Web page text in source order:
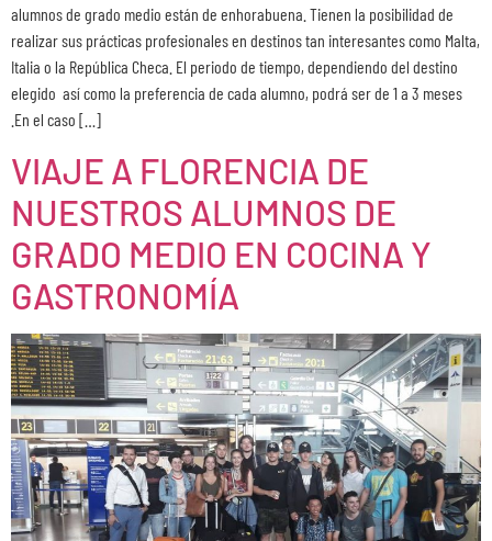
alumnos de grado medio están de enhorabuena. Tienen la posibilidad de
realizar sus prácticas profesionales en destinos tan interesantes como Malta,
Italia o la República Checa. El periodo de tiempo, dependiendo del destino
elegido así como la preferencia de cada alumno, podrá ser de 1 a 3 meses
.En el caso […]
VIAJE A FLORENCIA DE
NUESTROS ALUMNOS DE
GRADO MEDIO EN COCINA Y
GASTRONOMÍA